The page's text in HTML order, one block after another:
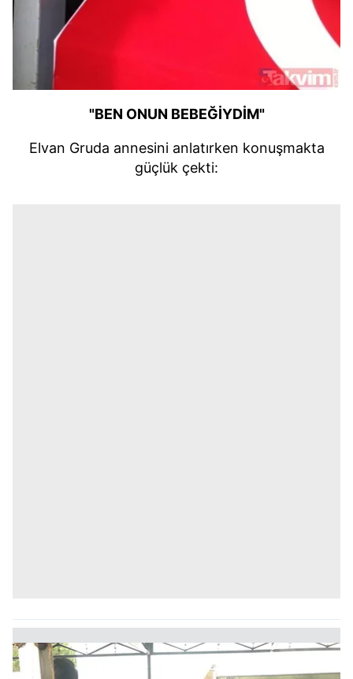
"BEN ONUN BEBEĞİYDİM"
Elvan Gruda annesini anlatırken konuşmakta
güçlük çekti: